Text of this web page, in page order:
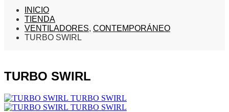
INICIO
TIENDA
VENTILADORES, CONTEMPORÁNEO
TURBO SWIRL
TURBO SWIRL
TURBO SWIRL
TURBO SWIRL